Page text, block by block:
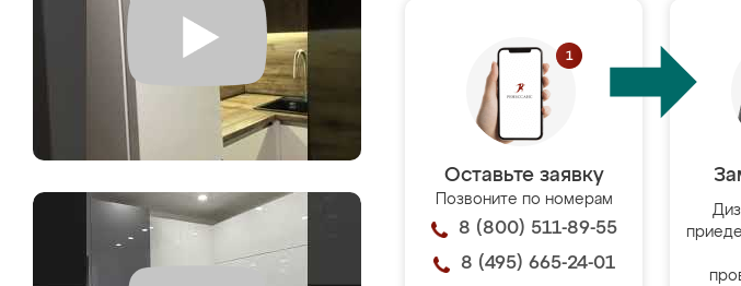
Оставьте заявку
Позвоните по номерам
8 (800) 511-89-55
8 (495) 665-24-01